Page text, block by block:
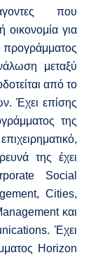
που
οικονομία για
προγράμματος
μεταξύ
από το
Έχει επίσης
της
της έχει
Social
Cities,
και
Έχει
Horizon